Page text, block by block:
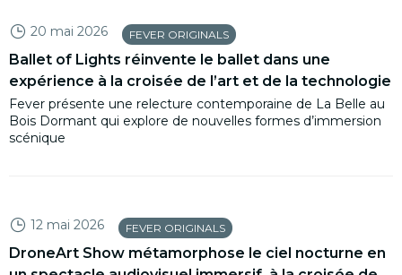
20 mai 2026 FEVER ORIGINALS
Ballet of Lights réinvente le ballet dans une
expérience à la croisée de l’art et de la technologie
Fever présente une relecture contemporaine de La Belle au
Bois Dormant qui explore de nouvelles formes d’immersion
scénique
12 mai 2026 FEVER ORIGINALS
DroneArt Show métamorphose le ciel nocturne en